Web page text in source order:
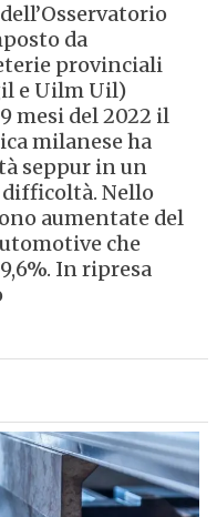
da
provinciali
e Uilm Uil)
mesi del 2022 il
milanese ha
seppur in un
Nello
aumentate del
che
In ripresa